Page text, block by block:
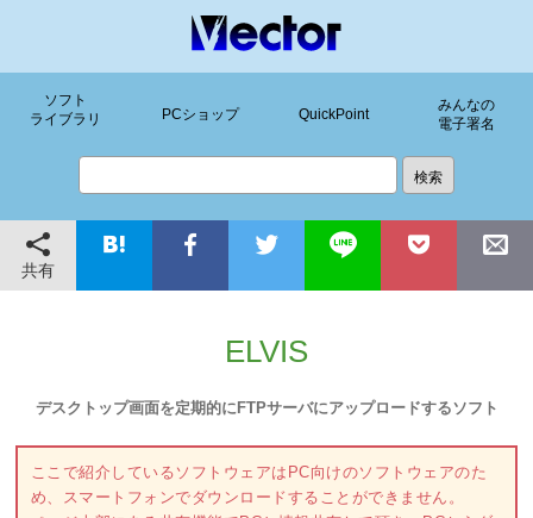
ソフト
ライブラリ
PCショップ QuickPoint
みんなの
電子署名
共有
ELVIS
デスクトップ画面を定期的にFTPサーバにアップロードするソフト
ここで紹介しているソフトウェアはPC向けのソフトウェアのた
め、スマートフォンでダウンロードすることができません。